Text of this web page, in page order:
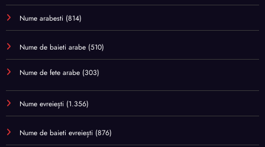
Nume arabesti (814)
Nume de baieti arabe (510)
Nume de fete arabe (303)
Nume evreiești (1.356)
Nume de baieti evreiești (876)